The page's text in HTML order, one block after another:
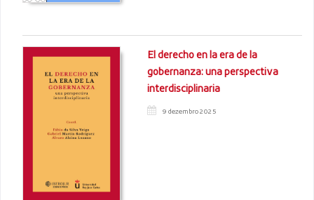
El derecho en la era de la
gobernanza: una perspectiva
interdisciplinaria
9 dezembro 2025